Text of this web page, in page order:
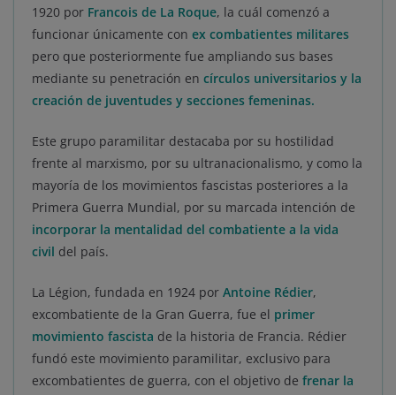
1920 por Francois de La Roque, la cuál comenzó a
funcionar únicamente con ex combatientes militares
pero que posteriormente fue ampliando sus bases
mediante su penetración en círculos universitarios y la
creación de juventudes y secciones femeninas.
Este grupo paramilitar destacaba por su hostilidad
frente al marxismo, por su ultranacionalismo, y como la
mayoría de los movimientos fascistas posteriores a la
Primera Guerra Mundial, por su marcada intención de
incorporar la mentalidad del combatiente a la vida
civil del país.
La Légion, fundada en 1924 por Antoine Rédier,
excombatiente de la Gran Guerra, fue el primer
movimiento fascista de la historia de Francia. Rédier
fundó este movimiento paramilitar, exclusivo para
excombatientes de guerra, con el objetivo de frenar la